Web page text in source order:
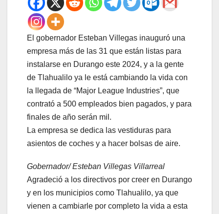
El gobernador Esteban Villegas inauguró una
empresa más de las 31 que están listas para
instalarse en Durango este 2024, y a la gente
de Tlahualilo ya le está cambiando la vida con
la llegada de “Major League Industries”, que
contrató a 500 empleados bien pagados, y para
finales de año serán mil.
La empresa se dedica las vestiduras para
asientos de coches y a hacer bolsas de aire.
Gobernador/ Esteban Villegas Villarreal
Agradeció a los directivos por creer en Durango
y en los municipios como Tlahualilo, ya que
vienen a cambiarle por completo la vida a esta